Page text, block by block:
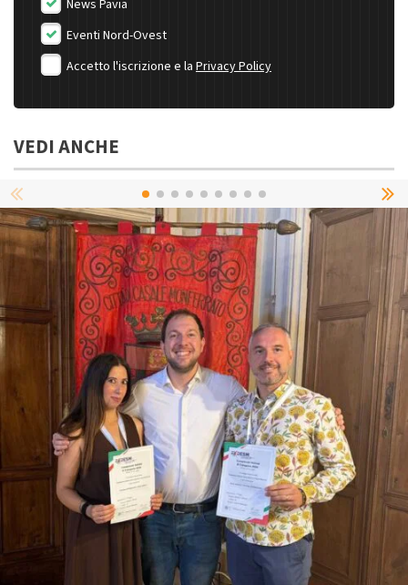
News Pavia
Eventi Nord-Ovest
Accetto l'iscrizione e la Privacy Policy
VEDI ANCHE